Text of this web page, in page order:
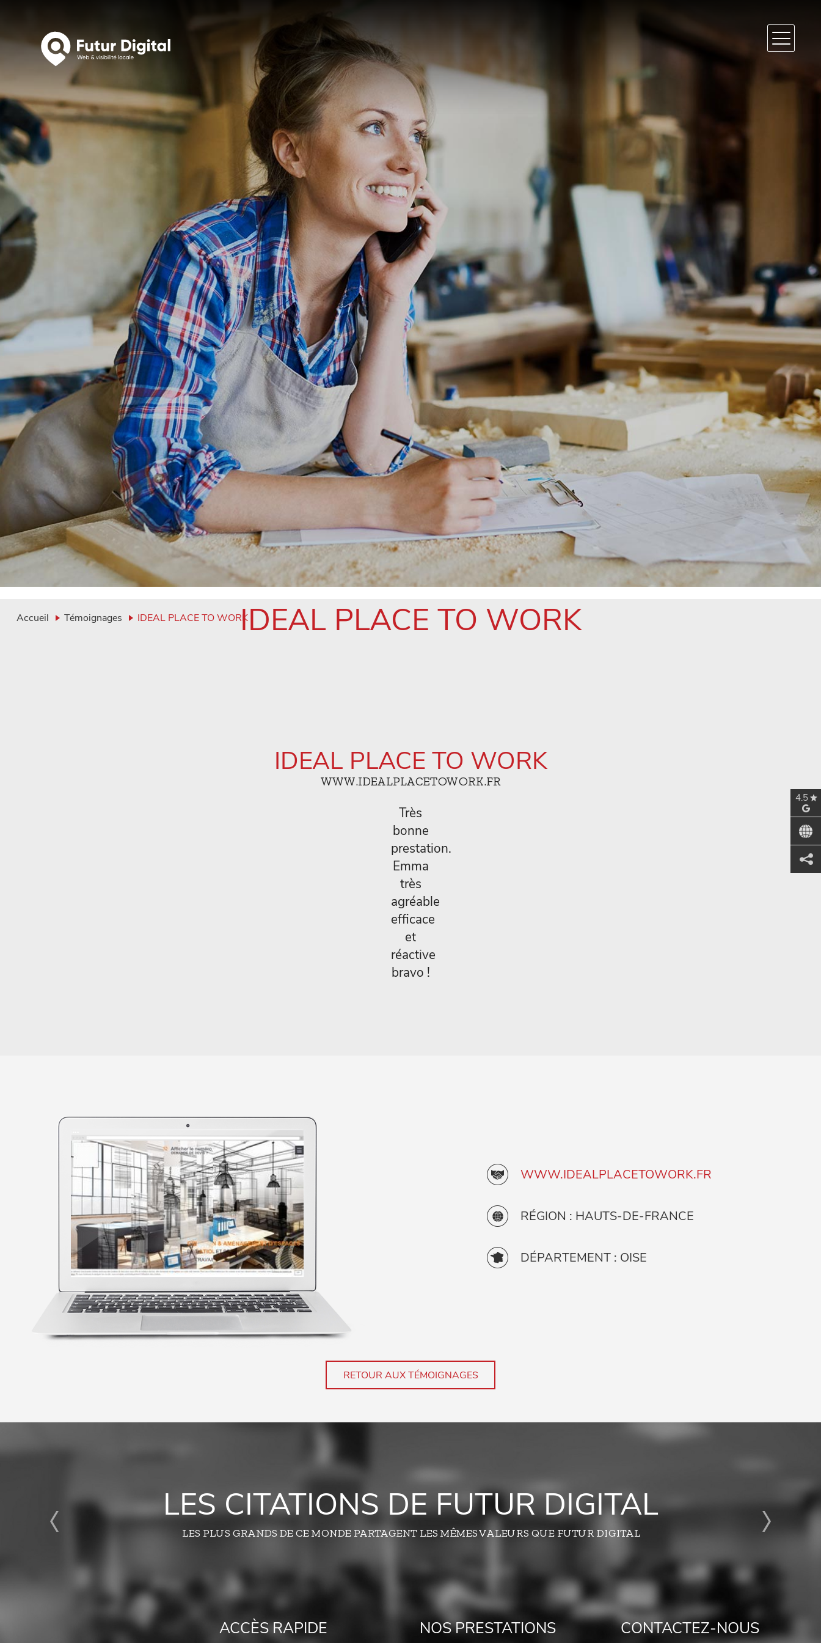
4.5
Accueil Témoignages IDEAL PLACE TO WORKIDEAL PLACE TO WORK
IDEAL PLACE TO WORK
WWW.IDEALPLACETOWORK.FR
Très
bonne
prestation.
Emma
très
agréable
efficace
et
réactive
bravo !
WWW.IDEALPLACETOWORK.FR
RÉGION : HAUTS-DE-FRANCE
DÉPARTEMENT : OISE
RETOUR AUX TÉMOIGNAGES
LES CITATIONS DE FUTUR DIGITAL
LES PLUS GRANDS DE CE MONDE PARTAGENT LES MÊMES VALEURS QUE FUTUR DIGITAL
ACCÈS RAPIDE NOS PRESTATIONS CONTACTEZ-NOUS